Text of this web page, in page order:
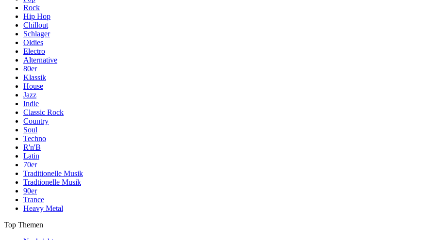
Rock
Hip Hop
Chillout
Schlager
Oldies
Electro
Alternative
80er
Klassik
House
Jazz
Indie
Classic Rock
Country
Soul
Techno
R'n'B
Latin
70er
Traditionelle Musik
Tradtionelle Musik
90er
Trance
Heavy Metal
Top Themen